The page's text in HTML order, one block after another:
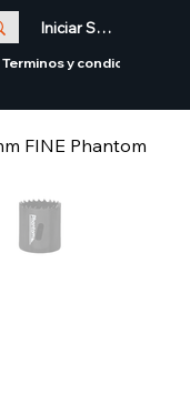
Iniciar Sesión
Terminos y condiciones
FINE Phantom